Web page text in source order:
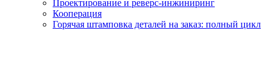
Проектирование и реверс-инжиниринг
Кооперация
Горячая штамповка деталей на заказ: полный цикл